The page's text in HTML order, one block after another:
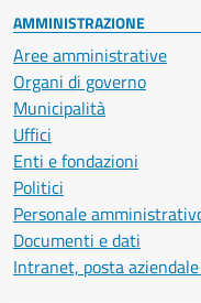
AMMINISTRAZIONE
Aree amministrative
Organi di governo
Municipalità
Uffici
Enti e fondazioni
Politici
Personale
Documenti e dati
Intranet, posta